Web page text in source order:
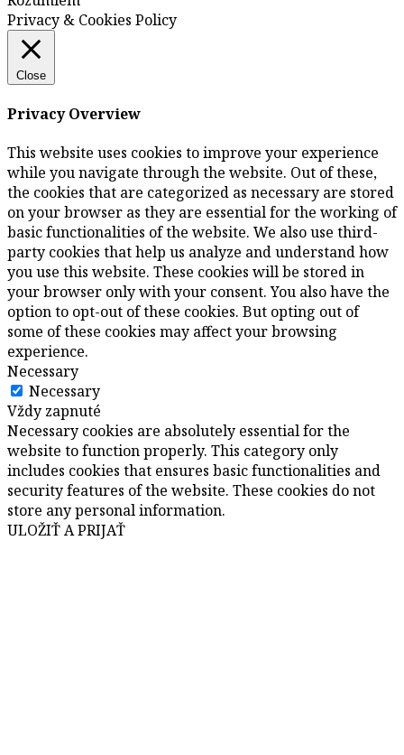
Privacy & Cookies Policy
Close
Privacy Overview
This website uses cookies to improve your experience
while you navigate through the website. Out of these,
the cookies that are categorized as necessary are stored
on your browser as they are essential for the working of
basic functionalities of the website. We also use third-
party cookies that help us analyze and understand how
you use this website. These cookies will be stored in
your browser only with your consent. You also have the
option to opt-out of these cookies. But opting out of
some of these cookies may affect your browsing
experience.
Necessary
Necessary
Vždy zapnuté
Necessary cookies are absolutely essential for the
website to function properly. This category only
includes cookies that ensures basic functionalities and
security features of the website. These cookies do not
store any personal information.
ULOŽIŤ A PRIJAŤ